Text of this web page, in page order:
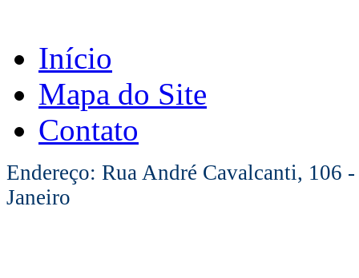
Início
Mapa do Site
Contato
Endereço: Rua André Cavalcanti, 106
Janeiro